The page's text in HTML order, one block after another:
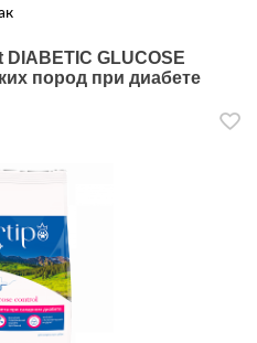
GLUCOSE
пород при диабете